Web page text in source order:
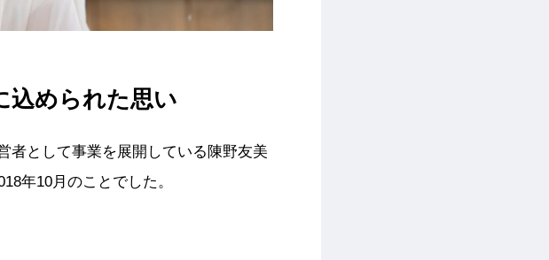
込められた思い
者として事業を展開している 陳野友美
年10月のことでした。